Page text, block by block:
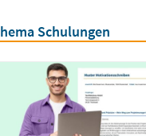
Schulungen